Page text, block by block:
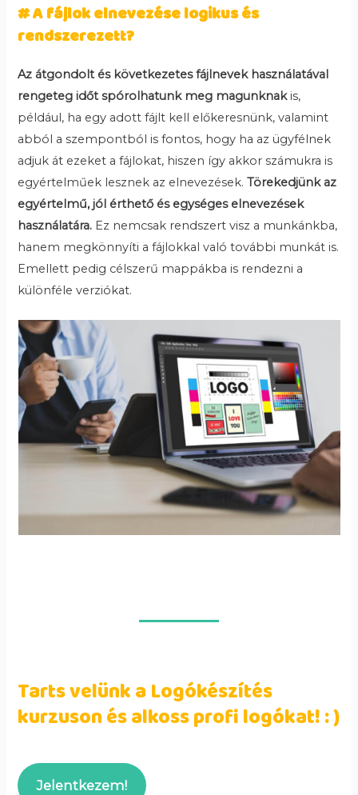
# A fájlok elnevezése logikus és
rendszerezett?
Az átgondolt és következetes fájlnevek használatával
rengeteg időt spórolhatunk meg magunknakis,
például, ha egy adott fájlt kell előkeresnünk, valamint
abból a szempontból is fontos, hogy ha az ügyfélnek
adjuk át ezeket a fájlokat, hiszen így akkor számukra is
egyértelműek lesznek az elnevezések.Törekedjünk az
egyértelmű, jól érthető és egységes elnevezések
használatára. Ez nemcsak rendszert visz a munkánkba,
hanem megkönnyíti a fájlokkal való további munkát is.
Emellett pedig célszerű mappákba is rendezni a
különféle verziókat.
Tarts velünk a Logókészítés
kurzuson és alkoss profi logókat! : )
Jelentkezem!